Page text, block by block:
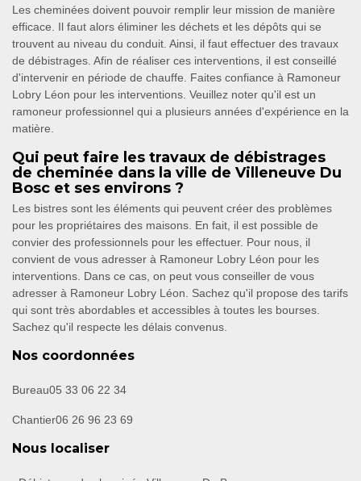
Les cheminées doivent pouvoir remplir leur mission de manière
efficace. Il faut alors éliminer les déchets et les dépôts qui se
trouvent au niveau du conduit. Ainsi, il faut effectuer des travaux
de débistrages. Afin de réaliser ces interventions, il est conseillé
d'intervenir en période de chauffe. Faites confiance à Ramoneur
Lobry Léon pour les interventions. Veuillez noter qu'il est un
ramoneur professionnel qui a plusieurs années d'expérience en la
matière.
Qui peut faire les travaux de débistrages
de cheminée dans la ville de Villeneuve Du
Bosc et ses environs ?
Les bistres sont les éléments qui peuvent créer des problèmes
pour les propriétaires des maisons. En fait, il est possible de
convier des professionnels pour les effectuer. Pour nous, il
convient de vous adresser à Ramoneur Lobry Léon pour les
interventions. Dans ce cas, on peut vous conseiller de vous
adresser à Ramoneur Lobry Léon. Sachez qu'il propose des tarifs
qui sont très abordables et accessibles à toutes les bourses.
Sachez qu'il respecte les délais convenus.
Nos coordonnées
Bureau05 33 06 22 34
Chantier06 26 96 23 69
Nous localiser